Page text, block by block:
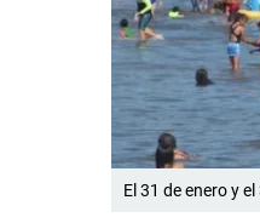
El 31 de enero y